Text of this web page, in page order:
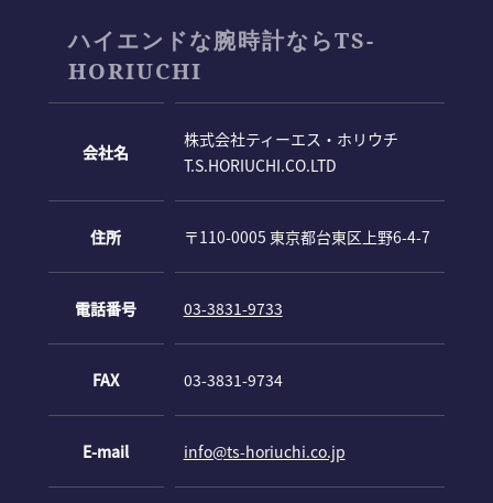
ハイエンドな腕時計ならTS-
HORIUCHI
会社名
株式会社ティーエス・ホリウチ
T.S.HORIUCHI.CO.LTD
住所 〒110-0005 東京都台東区上野6-4-7
電話番号 03-3831-9733
FAX 03-3831-9734
E-mail info@ts-horiuchi.co.jp